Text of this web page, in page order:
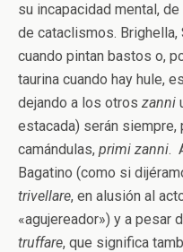
su incapacidad mental,
de cataclismos. Brighella,
cuando pintan bastos o,
taurina cuando hay hule,
dejando a los otros zanni
estacada) serán siempre,
camándulas, primi zanni.
Bagatino (como si
trivellare, en alusión al
«agujereador») y a pesar
truffare, que significa